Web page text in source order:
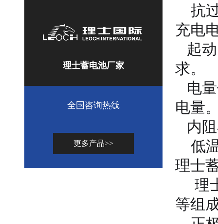
理士蓄电池厂家
全国咨询热线
更多产品>>
抗
充电
起动
求。
电量
电量
内阻
低
理士
理
等组